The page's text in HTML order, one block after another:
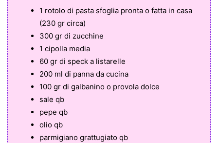
1 rotolo di pasta sfoglia pronta o fatta in casa
(230 gr circa)
300 gr di zucchine
1 cipolla media
60 gr di speck a listarelle
200 ml di panna da cucina
100 gr di galbanino o provola dolce
sale qb
pepe qb
olio qb
parmigiano grattugiato qb